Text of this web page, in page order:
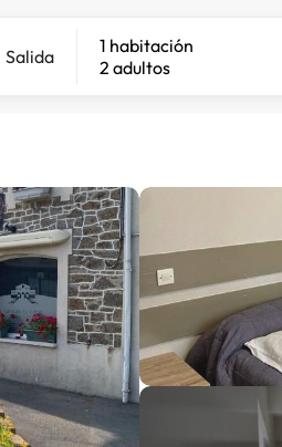
Salida
1 habitación
2 adultos